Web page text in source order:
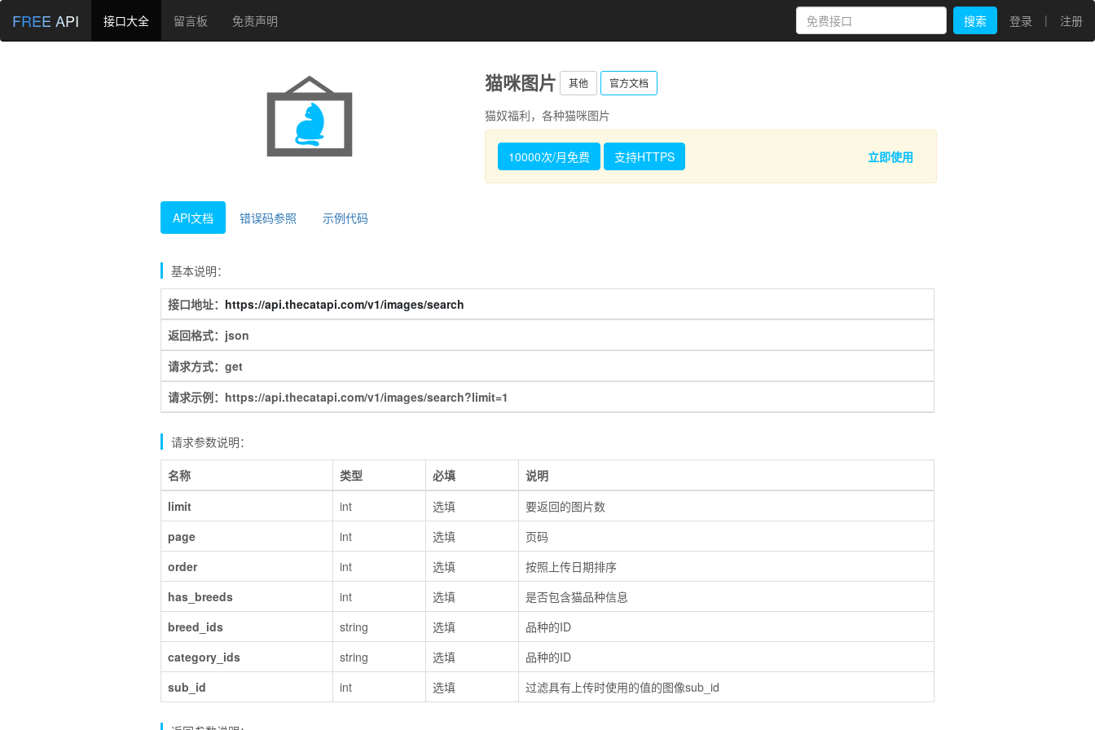
FREE API 接口大全 留言板 免责声明 搜索 登录 | 注册
猫咪图片 其他 官方文档
猫奴福利，各种猫咪图片
10000次/月免费 支持HTTPS 立即使用
API文档 错误码参照 示例代码
基本说明：
接口地址： https://api.thecatapi.com/v1/images/search
返回格式：json
请求方式：get
请求示例：https://api.thecatapi.com/v1/images/search?limit=1
请求参数说明：
名称 类型 必填
说明
limit
int 选填
要返回的图片数
page
int 选填
页码
order
int 选填
按照上传日期排序
has_breeds
int 选填
是否包含猫品种信息
breed_ids
string 选填
品种的ID
category_ids
string 选填
品种的ID
sub_id
int 选填 过滤具有上传时使用的值的图像sub_id